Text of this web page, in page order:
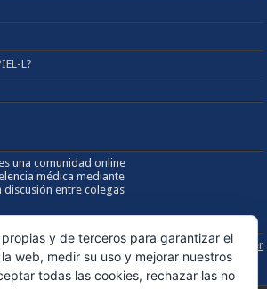
L?
una comunidad online
médica mediante
discusión entre colegas
Sobre los Derechos de Autor / Disclaimer
y de terceros para garantizar el
web, medir su uso y mejorar nuestros
todas las cookies, rechazar las no